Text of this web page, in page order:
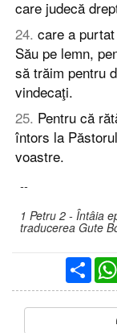
care judecă
24. care a
Său pe lemn,
să trăim pentru
vindecaţi.
25. Pentru că
întors la
voastre.
--
1 Petru 2 - Întâia
traducerea Gute